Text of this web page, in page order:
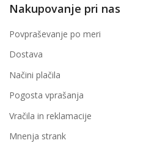
Nakupovanje pri nas
Povpraševanje po meri
Dostava
Načini plačila
Pogosta vprašanja
Vračila in reklamacije
Mnenja strank